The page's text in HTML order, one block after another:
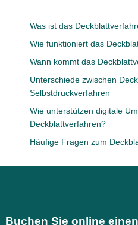
Was ist das
Wie funktioniert das
Wann kommt das
Unterschiede zwischen
Selbstdruckverfahren
Wie unterstützen digitale
Deckblattverfahren?
Häufige Fragen zum
Buchen Sie online